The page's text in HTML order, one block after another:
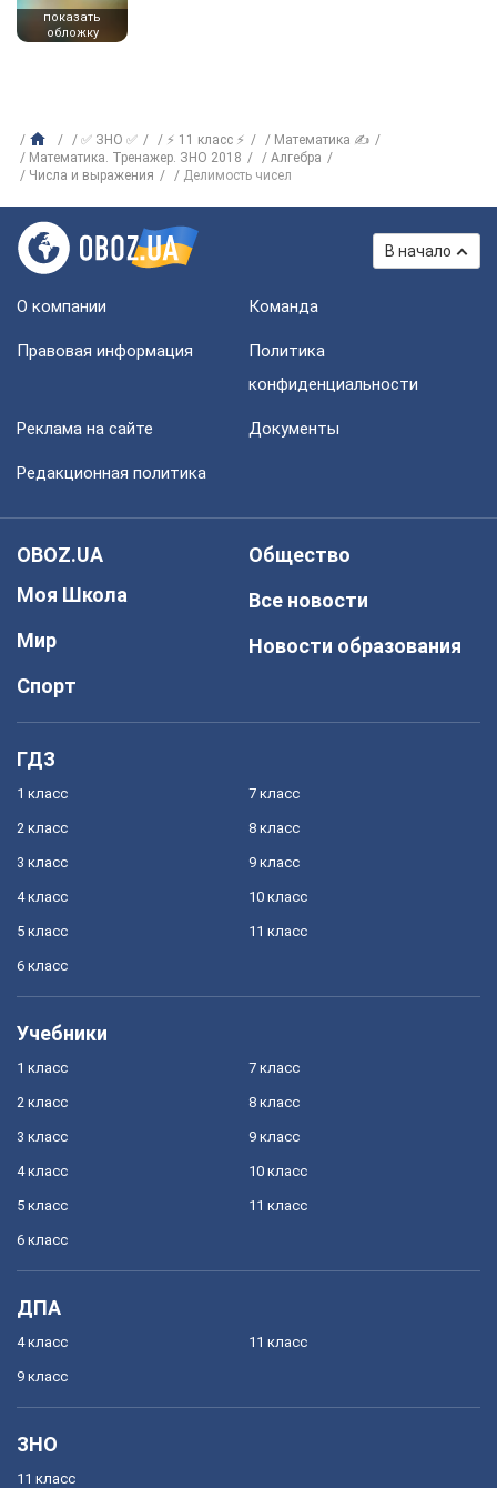
показать
обложку
✅ ЗНО ✅ ⚡ 11 класс ⚡
Математика ✍
Математика. Тренажер. ЗНО 2018
Алгебра
Числа и выражения
Делимость чисел
В начало
О компании Команда
Правовая информация
Политика
конфиденциальности
Реклама на сайте Документы
Редакционная политика
OBOZ.UA
Моя Школа
Мир
Спорт
Общество
Все новости
Новости образования
ГДЗ
1 класс
2 класс
3 класс
4 класс
5 класс
6 класс
7 класс
8 класс
9 класс
10 класс
11 класс
Учебники
1 класс
2 класс
3 класс
4 класс
5 класс
6 класс
7 класс
8 класс
9 класс
10 класс
11 класс
ДПА
4 класс
9 класс
11 класс
ЗНО
11 класс